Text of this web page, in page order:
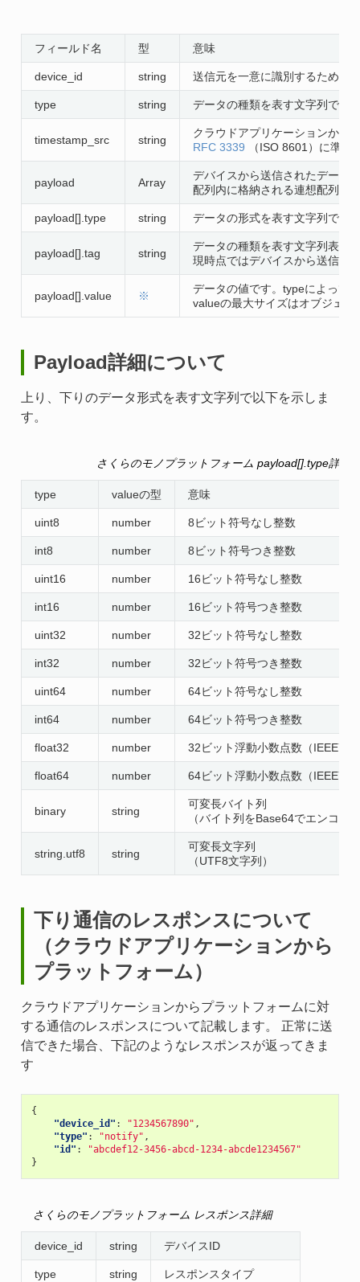
フィールド名 型 意味
device_id string 送信元を一意に識別するための
type string データの種類を表す文字列です
timestamp_src string
クラウドアプリケーションから
RFC 3339 （ISO 8601）に準拠
payload Array
デバイスから送信されたデータ
配列内に格納される連想配列を
payload[].type string データの形式を表す文字列です
payload[].tag string
データの種類を表す文字列表現
現時点ではデバイスから送信さ
payload[].value ※
データの値です。typeによって
valueの最大サイズはオブジェ
Payload詳細について
上り、下りのデータ形式を表す文字列で以下を示しま
す。
さくらのモノプラットフォーム payload[].type詳細
type valueの型 意味
uint8 number 8ビット符号なし整数
int8 number 8ビット符号つき整数
uint16 number 16ビット符号なし整数
int16 number 16ビット符号つき整数
uint32 number 32ビット符号なし整数
int32 number 32ビット符号つき整数
uint64 number 64ビット符号なし整数
int64 number 64ビット符号つき整数
float32 number 32ビット浮動小数点数（
float64 number 64ビット浮動小数点数（
binary string
可変長バイト列
（バイト列をBase64でエンコー
string.utf8 string
可変長文字列
（UTF8文字列）
下り通信のレスポンスについて
（クラウドアプリケーションから
プラットフォーム）
クラウドアプリケーションからプラットフォームに対
する通信のレスポンスについて記載します。 正常に送
信できた場合、下記のようなレスポンスが返ってきま
す
{
"device_id" : "1234567890" ,
"type" : "notify" ,
"id" :
"abcdef12-3456-abcd-1234-abcde1234567"
}
さくらのモノプラットフォーム レスポンス詳細
device_id string デバイスID
type string レスポンスタイプ